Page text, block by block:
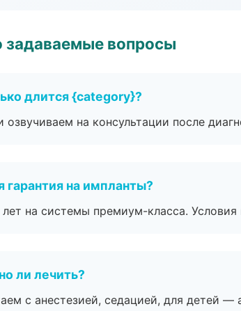
задаваемые вопросы
длится {category}?
озвучиваем на консультации после
гарантия на импланты?
на системы премиум-класса. Условия
ли лечить?
с анестезией, седацией, для детей —